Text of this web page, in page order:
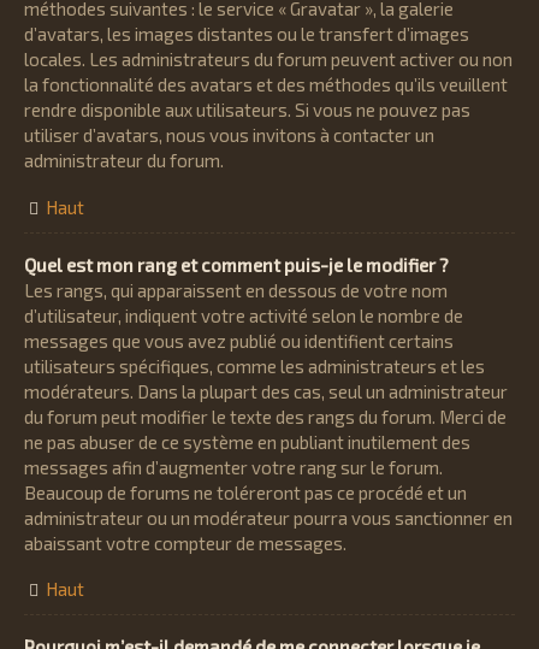
méthodes suivantes : le service « Gravatar », la galerie
d’avatars, les images distantes ou le transfert d’images
locales. Les administrateurs du forum peuvent activer ou non
la fonctionnalité des avatars et des méthodes qu’ils veuillent
rendre disponible aux utilisateurs. Si vous ne pouvez pas
utiliser d’avatars, nous vous invitons à contacter un
administrateur du forum.
Haut
Quel est mon rang et comment puis-je le modifier ?
Les rangs, qui apparaissent en dessous de votre nom
d’utilisateur, indiquent votre activité selon le nombre de
messages que vous avez publié ou identifient certains
utilisateurs spécifiques, comme les administrateurs et les
modérateurs. Dans la plupart des cas, seul un administrateur
du forum peut modifier le texte des rangs du forum. Merci de
ne pas abuser de ce système en publiant inutilement des
messages afin d’augmenter votre rang sur le forum.
Beaucoup de forums ne toléreront pas ce procédé et un
administrateur ou un modérateur pourra vous sanctionner en
abaissant votre compteur de messages.
Haut